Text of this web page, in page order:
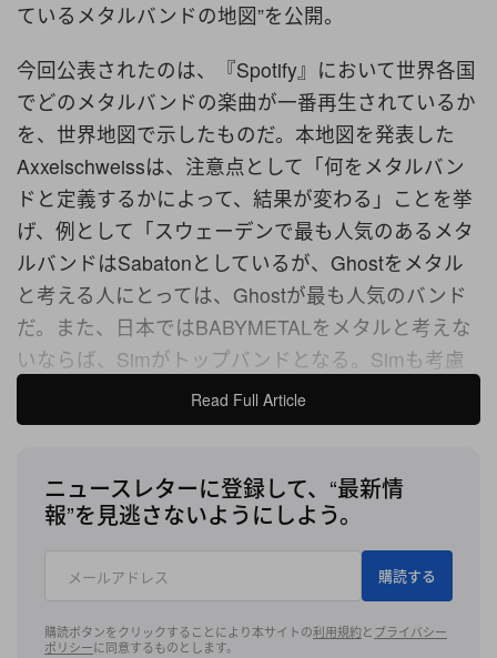
ているメタルバンドの地図”を公開。
今回公表されたのは、『Spotify』において世界各国
でどのメタルバンドの楽曲が一番再生されているか
を、世界地図で示したものだ。本地図を発表した
Axxelschweissは、注意点として「何をメタルバン
ドと定義するかによって、結果が変わる」ことを挙
げ、例として「スウェーデンで最も人気のあるメタ
ルバンドはSabatonとしているが、Ghostをメタル
と考える人にとっては、Ghostが最も人気のバンド
だ。また、日本ではBABYMETALをメタルと考えな
いならば、Simがトップバンドとなる。Simも考慮
しないとすれば、Galneryusだね」と述べた。ま
た、グレーに塗りつぶされている国は、データが不
明。
と下記をチェック
しよう。
The most popular metal band (2024) of each
Read Full Article
ニュースレターに登録して、“最新情
報”を見逃さないようにしよう。
購読する
購読ボタンをクリックすることにより本サイトの利用規約とプライバシー
ポリシーに同意するものとします。